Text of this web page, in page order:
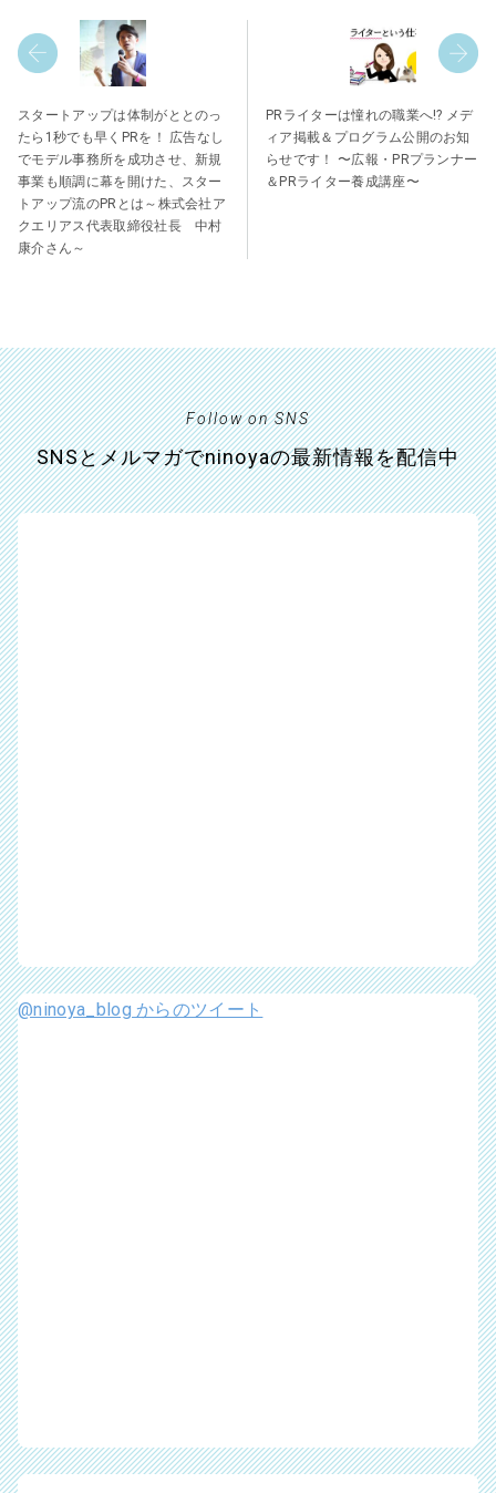
スタートアップは体制がととのっ
たら1秒でも早くPRを！ 広告なし
でモデル事務所を成功させ、新規
事業も順調に幕を開けた、スター
トアップ流のPRとは～株式会社ア
クエリアス代表取締役社長 中村
康介さん～
PRライターは憧れの職業へ!? メデ
ィア掲載＆プログラム公開のお知
らせです！ 〜広報・PRプランナー
＆PRライター養成講座〜
Follow on SNS
SNSとメルマガでninoyaの最新情報を配信中
@ninoya_blog からのツイート